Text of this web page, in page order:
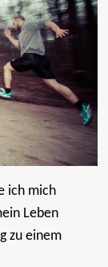
ich mich
Leben
zu einem